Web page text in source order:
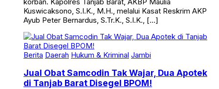
Kuswicaksono, S.I.K., M.H., melalui Kasat Reskrim AKP
Ayub Peter Bernardus, S.Tr.K., S.I.K., […]
Berita Daerah Hukum & Kriminal Jambi
Jual Obat Samcodin Tak Wajar, Dua Apotek
di Tanjab Barat Disegel BPOM!